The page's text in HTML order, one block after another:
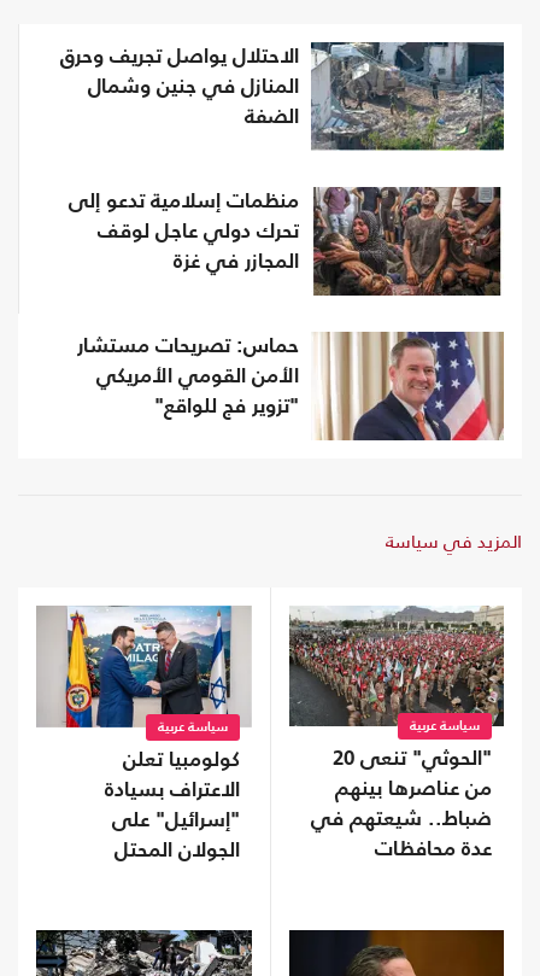
الاحتلال يواصل تجريف وحرق
المنازل في جنين وشمال
الضفة
منظمات إسلامية تدعو إلى
تحرك دولي عاجل لوقف
المجازر في غزة
حماس: تصريحات مستشار
الأمن القومي الأمريكي
"تزوير فج للواقع"
المزيد في سياسة
سياسة عربية
"الحوثي" تنعى 20
من عناصرها بينهم
ضباط.. شيعتهم في
عدة محافظات
سياسة عربية
كولومبيا تعلن
الاعتراف بسيادة
"إسرائيل" على
الجولان المحتل